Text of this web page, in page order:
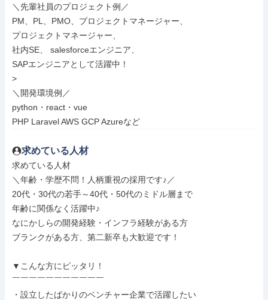
＼先輩社員のプロジェクト例／
PM、PL、PMO、プロジェクトマネージャー、
プロジェクトマネージャー、
社内SE、 salesforceエンジニア、
SAPエンジニアとして活躍中！
>
＼開発環境例／
python・react・vue
PHP Laravel AWS GCP Azureなど
求めている人材
求めている人材
＼年齢・学歴不問！人柄重視の採用です♪／
20代・30代の若手～40代・50代のミドル層まで
年齢に関係なく活躍中♪
なにかしらの開発経験・インフラ経験がある方
ブランクがある方、第二新卒も大歓迎です！
▼こんな方にピッタリ！
￣￣￣￣￣￣￣￣￣￣￣
・設立したばかりのベンチャー企業で活躍したい